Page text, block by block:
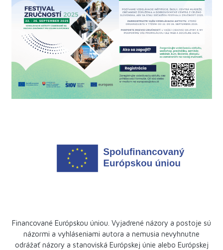
Financované Európskou úniou. Vyjadrené názory a postoje sú
názormi a vyhláseniami autora a nemusia nevyhnutne
odrážať názory a stanoviská Európskej únie alebo Európskej